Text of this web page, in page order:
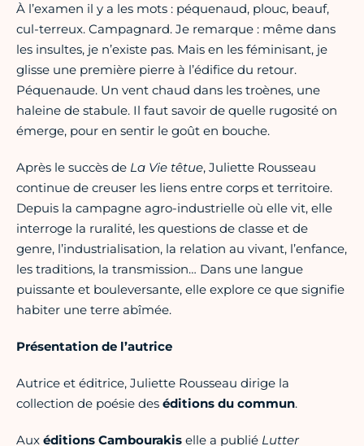
À l’examen il y a les mots : péquenaud, plouc, beauf,
cul-terreux. Campagnard. Je remarque : même dans
les insultes, je n’existe pas. Mais en les féminisant, je
glisse une première pierre à l’édifice du retour.
Péquenaude. Un vent chaud dans les troènes, une
haleine de stabule. Il faut savoir de quelle rugosité on
émerge, pour en sentir le goût en bouche.
Après le succès de La Vie têtue, Juliette Rousseau
continue de creuser les liens entre corps et territoire.
Depuis la campagne agro-industrielle où elle vit, elle
interroge la ruralité, les questions de classe et de
genre, l’industrialisation, la relation au vivant, l’enfance,
les traditions, la transmission… Dans une langue
puissante et bouleversante, elle explore ce que signifie
habiter une terre abîmée.
Présentation de l’autrice
Autrice et éditrice, Juliette Rousseau dirige la
collection de poésie des éditions du commun.
Aux éditions Cambourakis elle a publié Lutter